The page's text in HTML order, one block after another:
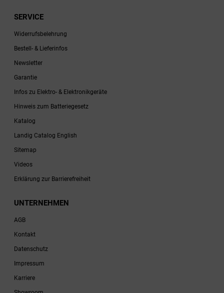
SERVICE
Widerrufsbelehrung
Bestell- & Lieferinfos
Newsletter
Garantie
Infos zu Elektro- & Elektronikgeräte
Hinweis zum Batteriegesetz
Katalog
Landig Catalog English
Sitemap
Videos
Erklärung zur Barrierefreiheit
UNTERNEHMEN
AGB
Kontakt
Datenschutz
Impressum
Karriere